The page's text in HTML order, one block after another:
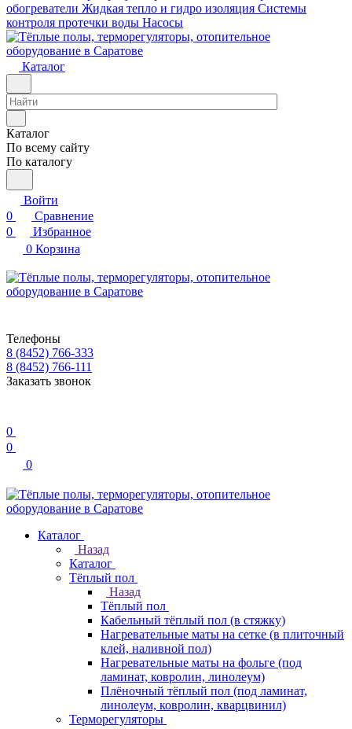
обогреватели Жидкая тепло и гидро изоляция Системы
контроля протечки воды Насосы
Каталог
Каталог
По всему сайту
По каталогу
Войти
0
Сравнение
0
Избранное
0 Корзина
Телефоны
8 (8452) 766-333
8 (8452) 766-111
Заказать звонок
0
0
0
Каталог
Назад
Каталог
Тёплый пол
Назад
Тёплый пол
Кабельный тёплый пол (в стяжку)
Нагревательные маты на сетке (в плиточный
клей, наливной пол)
Нагревательные маты на фольге (под
ламинат, ковролин, линолеум)
Плёночный тёплый пол (под ламинат,
линолеум, ковролин, кварцвинил)
Терморегуляторы